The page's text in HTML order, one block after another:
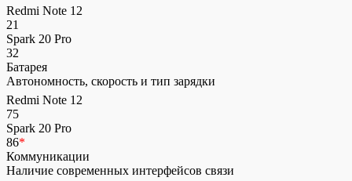
Redmi Note 12
21
Spark 20 Pro
32
Батарея
Автономность, скорость и тип зарядки
Redmi Note 12
75
Spark 20 Pro
86*
Коммуникации
Наличие современных интерфейсов связи